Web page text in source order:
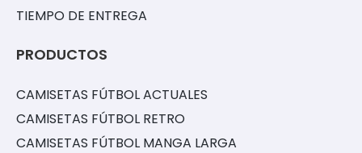
TIEMPO DE ENTREGA
PRODUCTOS
CAMISETAS FÚTBOL ACTUALES
CAMISETAS FÚTBOL RETRO
CAMISETAS FÚTBOL MANGA LARGA